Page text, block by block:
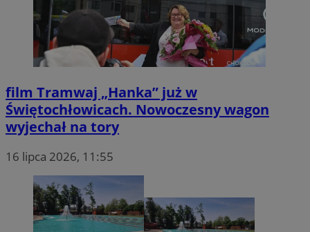
film Tramwaj „Hanka” już w
Świętochłowicach. Nowoczesny wagon
wyjechał na tory
16 lipca 2026, 11:55